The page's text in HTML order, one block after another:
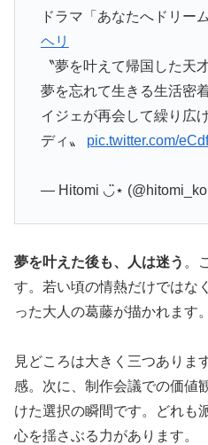
ドラマ「あなたへドリーム
ヘリ
〝夢を叶えて帰国した天
夢を忘れて生きる生活密
イジェが再会して繰り広
ディ〟 pic.twitter.com/
— Hitomi ◡̈⋆
夢を叶えた後も、人は迷う 。
す。若い頃の情熱だけではな
った大人の葛藤が描かれます。
見どころは大きく三つありま
感。次に、制作会議での価値
けた選択の瞬間です。どれも
心を揺さぶる力があります。